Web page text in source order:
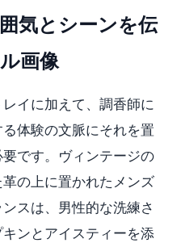
気とシーンを伝
画像
イに加えて、調香師に
体験の文脈にそれを置
です。ヴィンテージの
の上に置かれたメンズ
スは、男性的な洗練さ
ンとアイスティーを添